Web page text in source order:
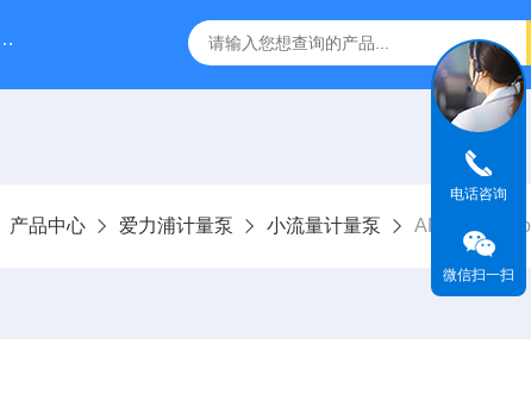
脉冲阻尼器 NPB0330PQ1MNN海王星Neptune计量泵/美
产品中心 爱力浦计量泵 小流量计量泵
电话咨询
微信扫一扫